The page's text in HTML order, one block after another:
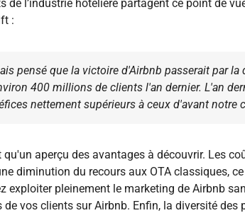
de l’industrie hôtelière partagent ce point de
:
pensé que la victoire d'Airbnb passerait par
400 millions de clients l'an dernier. L'an
nettement supérieurs à ceux d'avant notre
qu'un aperçu des avantages à découvrir. Les
diminution du recours aux OTA classiques,
exploiter pleinement le marketing de Airbnb
de vos clients sur Airbnb. Enfin, la diversité